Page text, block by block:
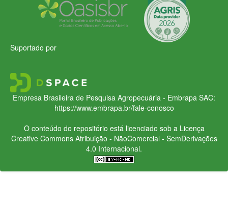
Suportado por
Empresa Brasileira de Pesquisa Agropecuária - Embrapa SAC:
https://www.embrapa.br/fale-conosco
O conteúdo do repositório está licenciado sob a Licença
Creative CommonsAtribuição - NãoComercial - SemDerivações
4.0 Internacional.